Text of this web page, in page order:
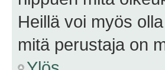
Heillä voi myös
mitä perustaja on